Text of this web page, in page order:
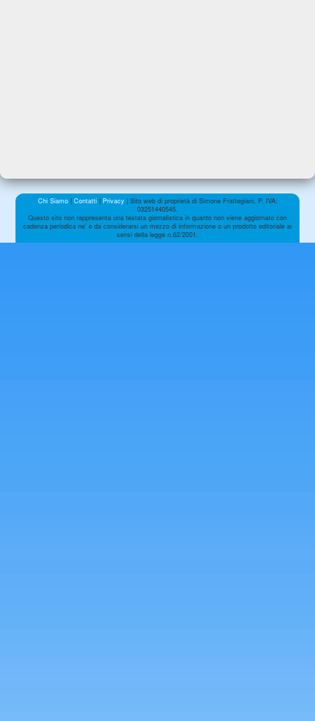
Chi Siamo| Contatti| Privacy| Sito web di proprietà di Simone Frattegiani, P. IVA:
03251440545.
Questo sito non rappresenta una testata giornalistica in quanto non viene aggiornato con
cadenza periodica ne' è da considerarsi un mezzo di informazione o un prodotto editoriale ai
sensi della legge n.62/2001.